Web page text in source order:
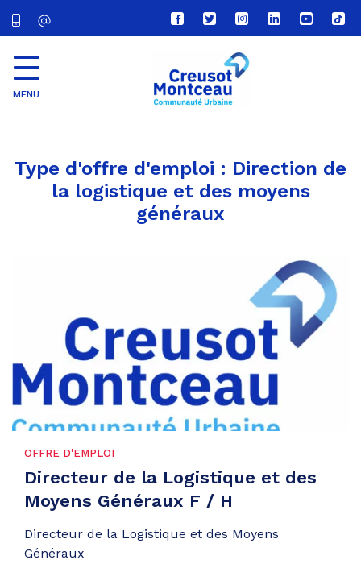
Lien
vers
compte
Facebook
Lien
vers
compte
Twitter
Lien
vers
le
compte
Lien
vers
Lien
vers
Lien
vers
MENU
Type d'offre d'emploi : Direction de
la logistique et des moyens
généraux
OFFRE D'EMPLOI
Directeur de la Logistique et des
Moyens Généraux F / H
Directeur de la Logistique et des Moyens
Généraux